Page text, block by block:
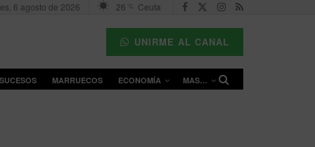
6 agosto de 2026 26 °C Ceuta
UNIRME AL CANAL
MARRUECOS ECONOMÍA MAS…